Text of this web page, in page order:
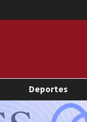
Deportes